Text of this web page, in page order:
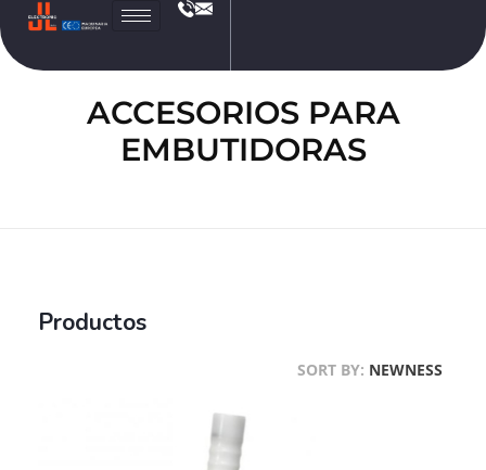
ACCESORIOS PARA
EMBUTIDORAS
Productos
SORT BY: NEWNESS